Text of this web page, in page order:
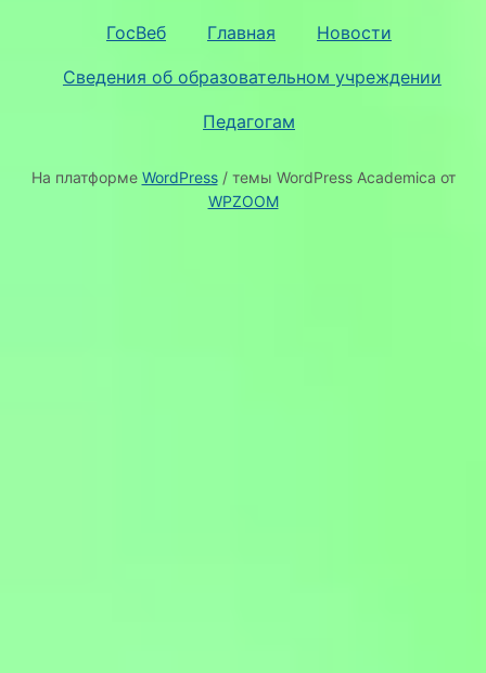
ГосВеб Главная Новости
Сведения об образовательном учреждении
Педагогам
На платформе WordPress/ темы WordPress Academica от
WPZOOM